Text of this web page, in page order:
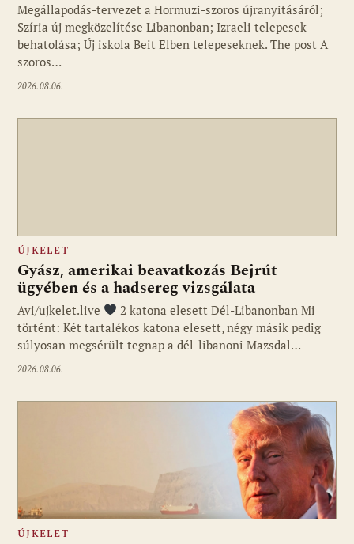
Megállapodás-tervezet a Hormuzi-szoros újranyitásáról;
Szíria új megközelítése Libanonban; Izraeli telepesek
behatolása; Új iskola Beit Elben telepeseknek. The post A
szoros…
2026.08.06.
ÚJKELET
Gyász, amerikai beavatkozás Bejrút
ügyében és a hadsereg vizsgálata
Avi/ujkelet.live
2 katona elesett Dél-Libanonban Mi
történt: Két tartalékos katona elesett, négy másik pedig
súlyosan megsérült tegnap a dél-libanoni Mazsdal…
2026.08.06.
ÚJKELET